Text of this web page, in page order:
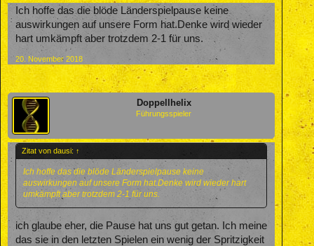
Ich hoffe das die blöde Länderspielpause keine
auswirkungen auf unsere Form hat.Denke wird wieder
hart umkämpft aber trotzdem 2-1 für uns.
20. November 2018
Doppellhelix
Führungsspieler
Zitat von dausi: ↑
Ich hoffe das die blöde Länderspielpause keine
auswirkungen auf unsere Form hat.Denke wird wieder hart
umkämpft aber trotzdem 2-1 für uns.
ich glaube eher, die Pause hat uns gut getan. Ich meine
das sie in den letzten Spielen ein wenig der Spritzigkeit